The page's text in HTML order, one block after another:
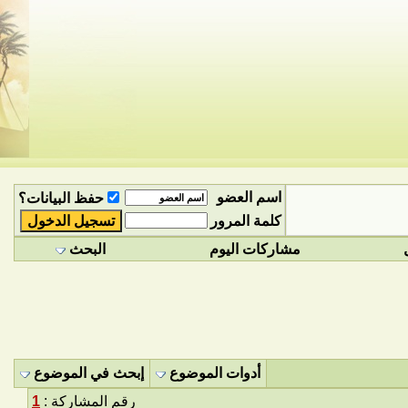
اسم العضو
حفظ البيانات؟
كلمة المرور
مشاركات اليوم البحث
أدوات الموضوع
إبحث في الموضوع
رقم المشاركة : 1